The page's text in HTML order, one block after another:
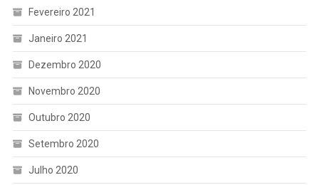
Fevereiro 2021
Janeiro 2021
Dezembro 2020
Novembro 2020
Outubro 2020
Setembro 2020
Julho 2020